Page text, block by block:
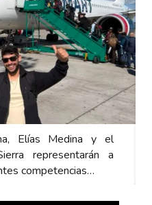
Elías Medina y el
representarán a
competencias…